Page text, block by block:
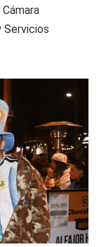
Servicios